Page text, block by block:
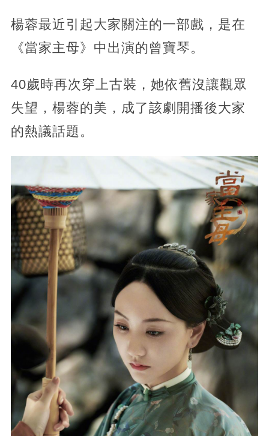
楊蓉最近引起大家關注的一部戲，是在
《當家主母》中出演的曾寶琴。
40歲時再次穿上古裝，她依舊沒讓觀眾
失望，楊蓉的美，成了該劇開播後大家
的熱議話題。